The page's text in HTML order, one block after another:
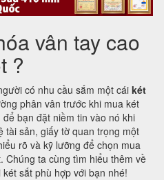
vân tay cao
?
có nhu cầu sắm một cái két
phân vân trước khi mua két
bạn đặt niềm tin vào nó khi
tài sản, giấy tờ quan trọng một
rõ và kỹ lưỡng để chọn mua
Chúng ta cùng tìm hiểu thêm về
sắt phù hợp với bạn nhé!